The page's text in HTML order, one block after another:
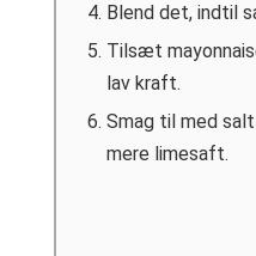
Blend det, indtil
Tilsæt
lav kraft.
Smag til med
mere limesaft.